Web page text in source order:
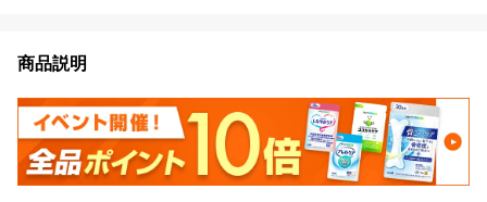
商品説明